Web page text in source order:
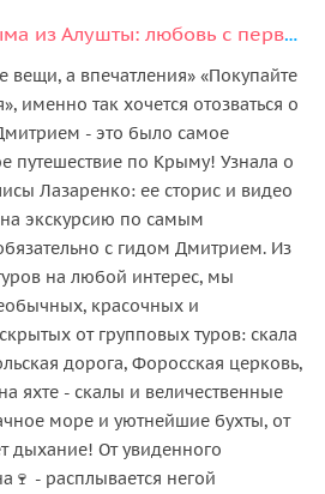
Золотое кольцо Крыма из Алушты: любовь с первого взгляда
вещи, а впечатления» «Покупайте
именно так хочется отозваться о
- это было самое
путешествие по Крыму! Узнала о
Лазаренко: ее сторис и видео
экскурсию по самым
с гидом Дмитрием. Из
на любой интерес, мы
красочных и
от групповых туров: скала
дорога, Форосская церковь,
яхте - скалы и величественные
море и уютнейшие бухты, от
дыхание! От увиденного
- расплывается негой